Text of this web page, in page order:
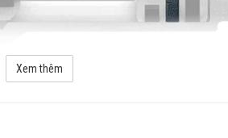
Xem thêm